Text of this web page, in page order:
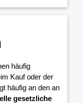
häufig
Kauf oder der
häufig an den an
gesetzliche